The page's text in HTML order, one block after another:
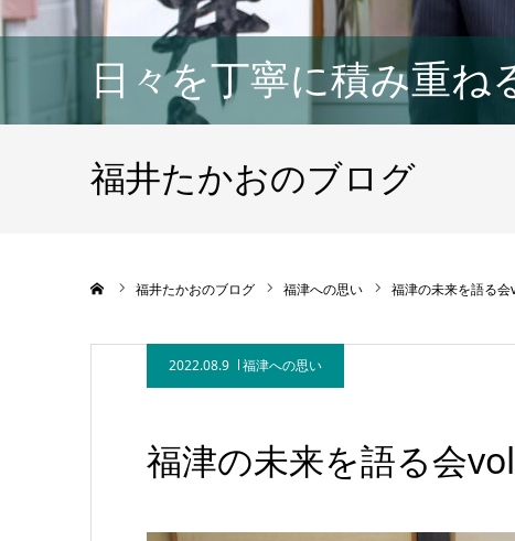
日々を丁寧に積み重ね
福井たかおのブログ
福井たかおのブログ 福津への思い 福津の未来を語る
2022.08.9 福津への思い
福津の未来を語る会